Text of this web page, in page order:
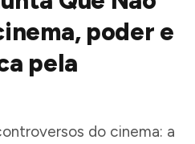
poder e
pela
do cinema: a